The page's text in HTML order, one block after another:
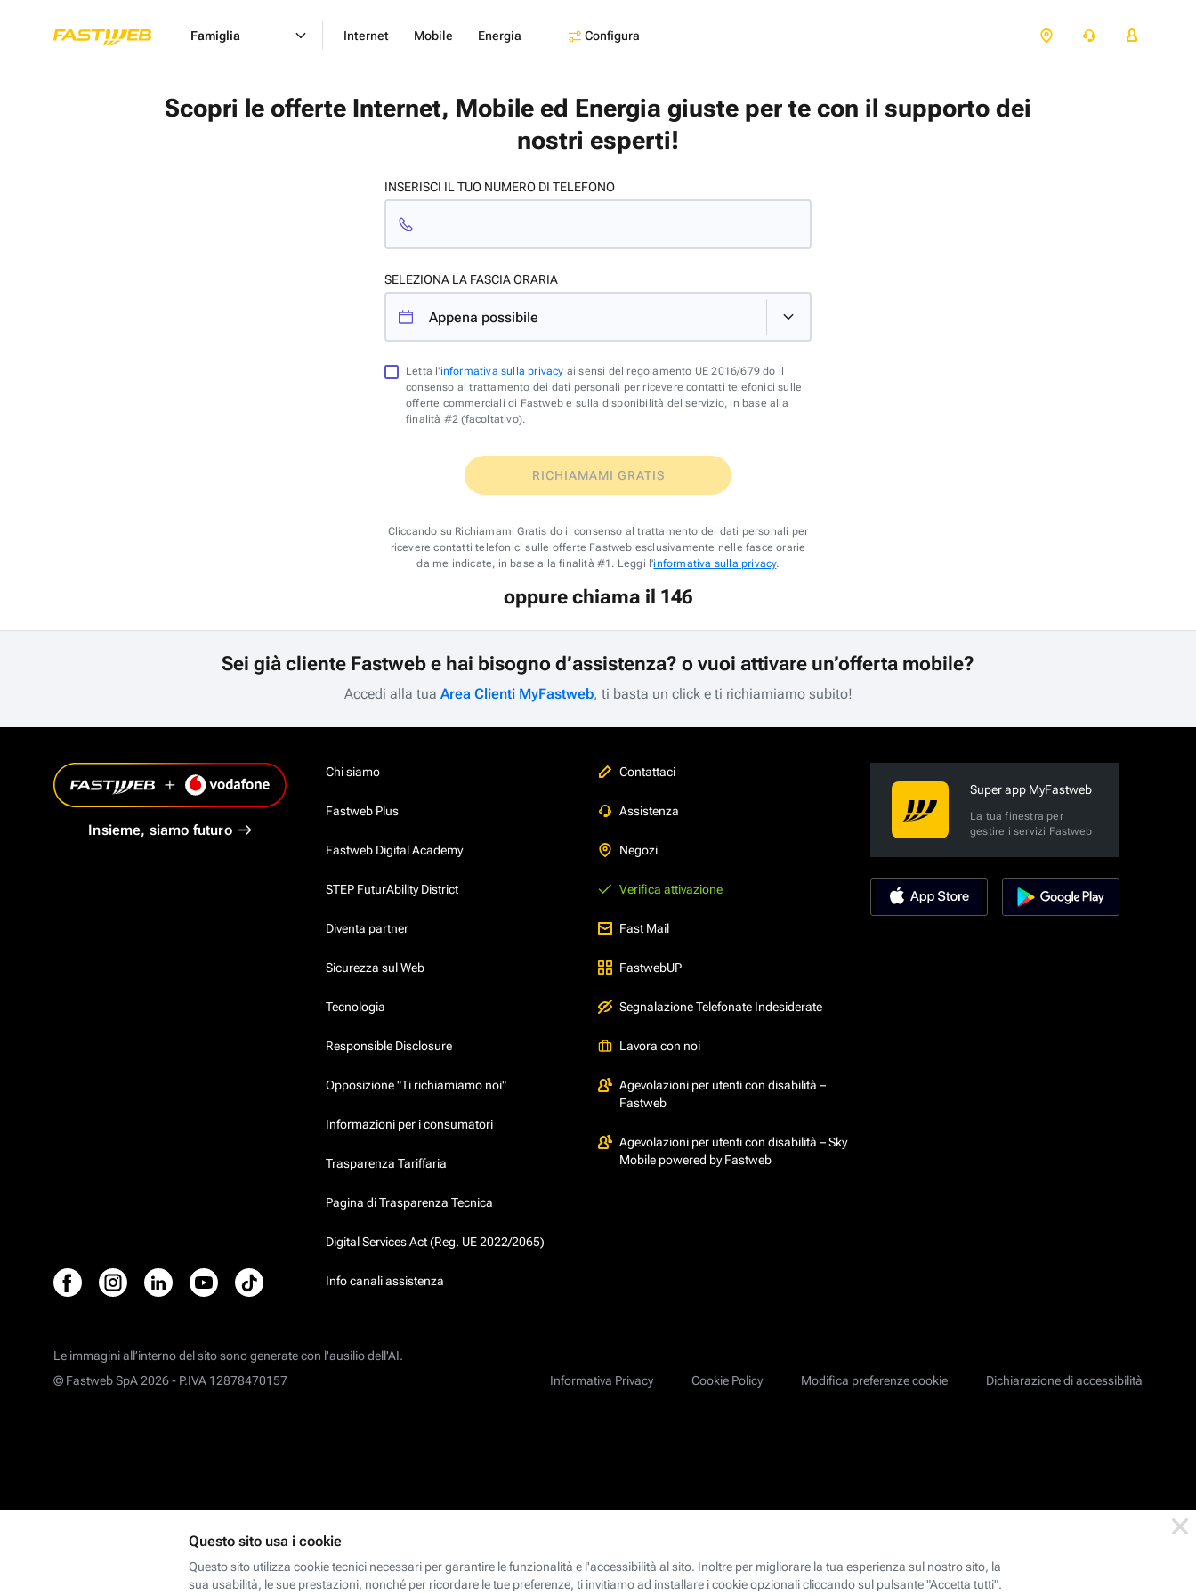
Famiglia Internet Mobile Energia Configura
Scopri le offerte Internet, Mobile ed Energia giuste per te con il supporto dei
nostri esperti!
INSERISCI IL TUO NUMERO DI TELEFONO
SELEZIONA LA FASCIA ORARIA
Letta l'informativa sulla privacy ai sensi del regolamento UE 2016/679 do il
consenso al trattamento dei dati personali per ricevere contatti telefonici sulle
offerte commerciali di Fastweb e sulla disponibilità del servizio, in base alla
finalità #2 (facoltativo).
RICHIAMAMI GRATIS
Cliccando su Richiamami Gratis do il consenso al trattamento dei dati personali per
ricevere contatti telefonici sulle offerte Fastweb esclusivamente nelle fasce orarie
da me indicate, in base alla finalità #1. Leggi l'informativa sulla privacy.
oppure chiama il 146
Sei già cliente Fastweb e hai bisogno d’assistenza? o vuoi attivare un’offerta mobile?
Accedi alla tua Area Clienti MyFastweb, ti basta un click e ti richiamiamo subito!
Insieme, siamo futuro
Chi siamo
Fastweb Plus
Fastweb Digital Academy
STEP FuturAbility District
Diventa partner
Sicurezza sul Web
Tecnologia
Responsible Disclosure
Opposizione "Ti richiamiamo noi"
Informazioni per i consumatori
Trasparenza Tariffaria
Pagina di Trasparenza Tecnica
Digital Services Act (Reg. UE 2022/2065)
Info canali assistenza
Contattaci
Assistenza
Negozi
Verifica attivazione
Fast Mail
FastwebUP
Segnalazione Telefonate Indesiderate
Lavora con noi
Agevolazioni per utenti con disabilità –
Fastweb
Agevolazioni per utenti con disabilità – Sky
Mobile powered by Fastweb
Super app MyFastweb
La tua finestra per
gestire i servizi Fastweb
Le immagini all’interno del sito sono generate con l'ausilio dell'AI.
Informativa Privacy
Cookie Policy Modifica preferenze cookie Dichiarazione di accessibilità
© Fastweb SpA 2026 - P.IVA 12878470157